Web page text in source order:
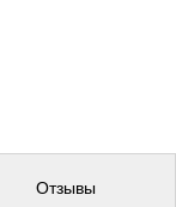
Отзывы